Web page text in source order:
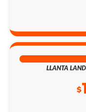
LLANTA
$